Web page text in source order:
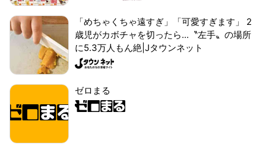
「めちゃくちゃ遠すぎ」「可愛すぎます」 2
歳児がカボチャを切ったら...〝左手〟の場所
に5.3万人もん絶|Jタウンネット
ゼロまる